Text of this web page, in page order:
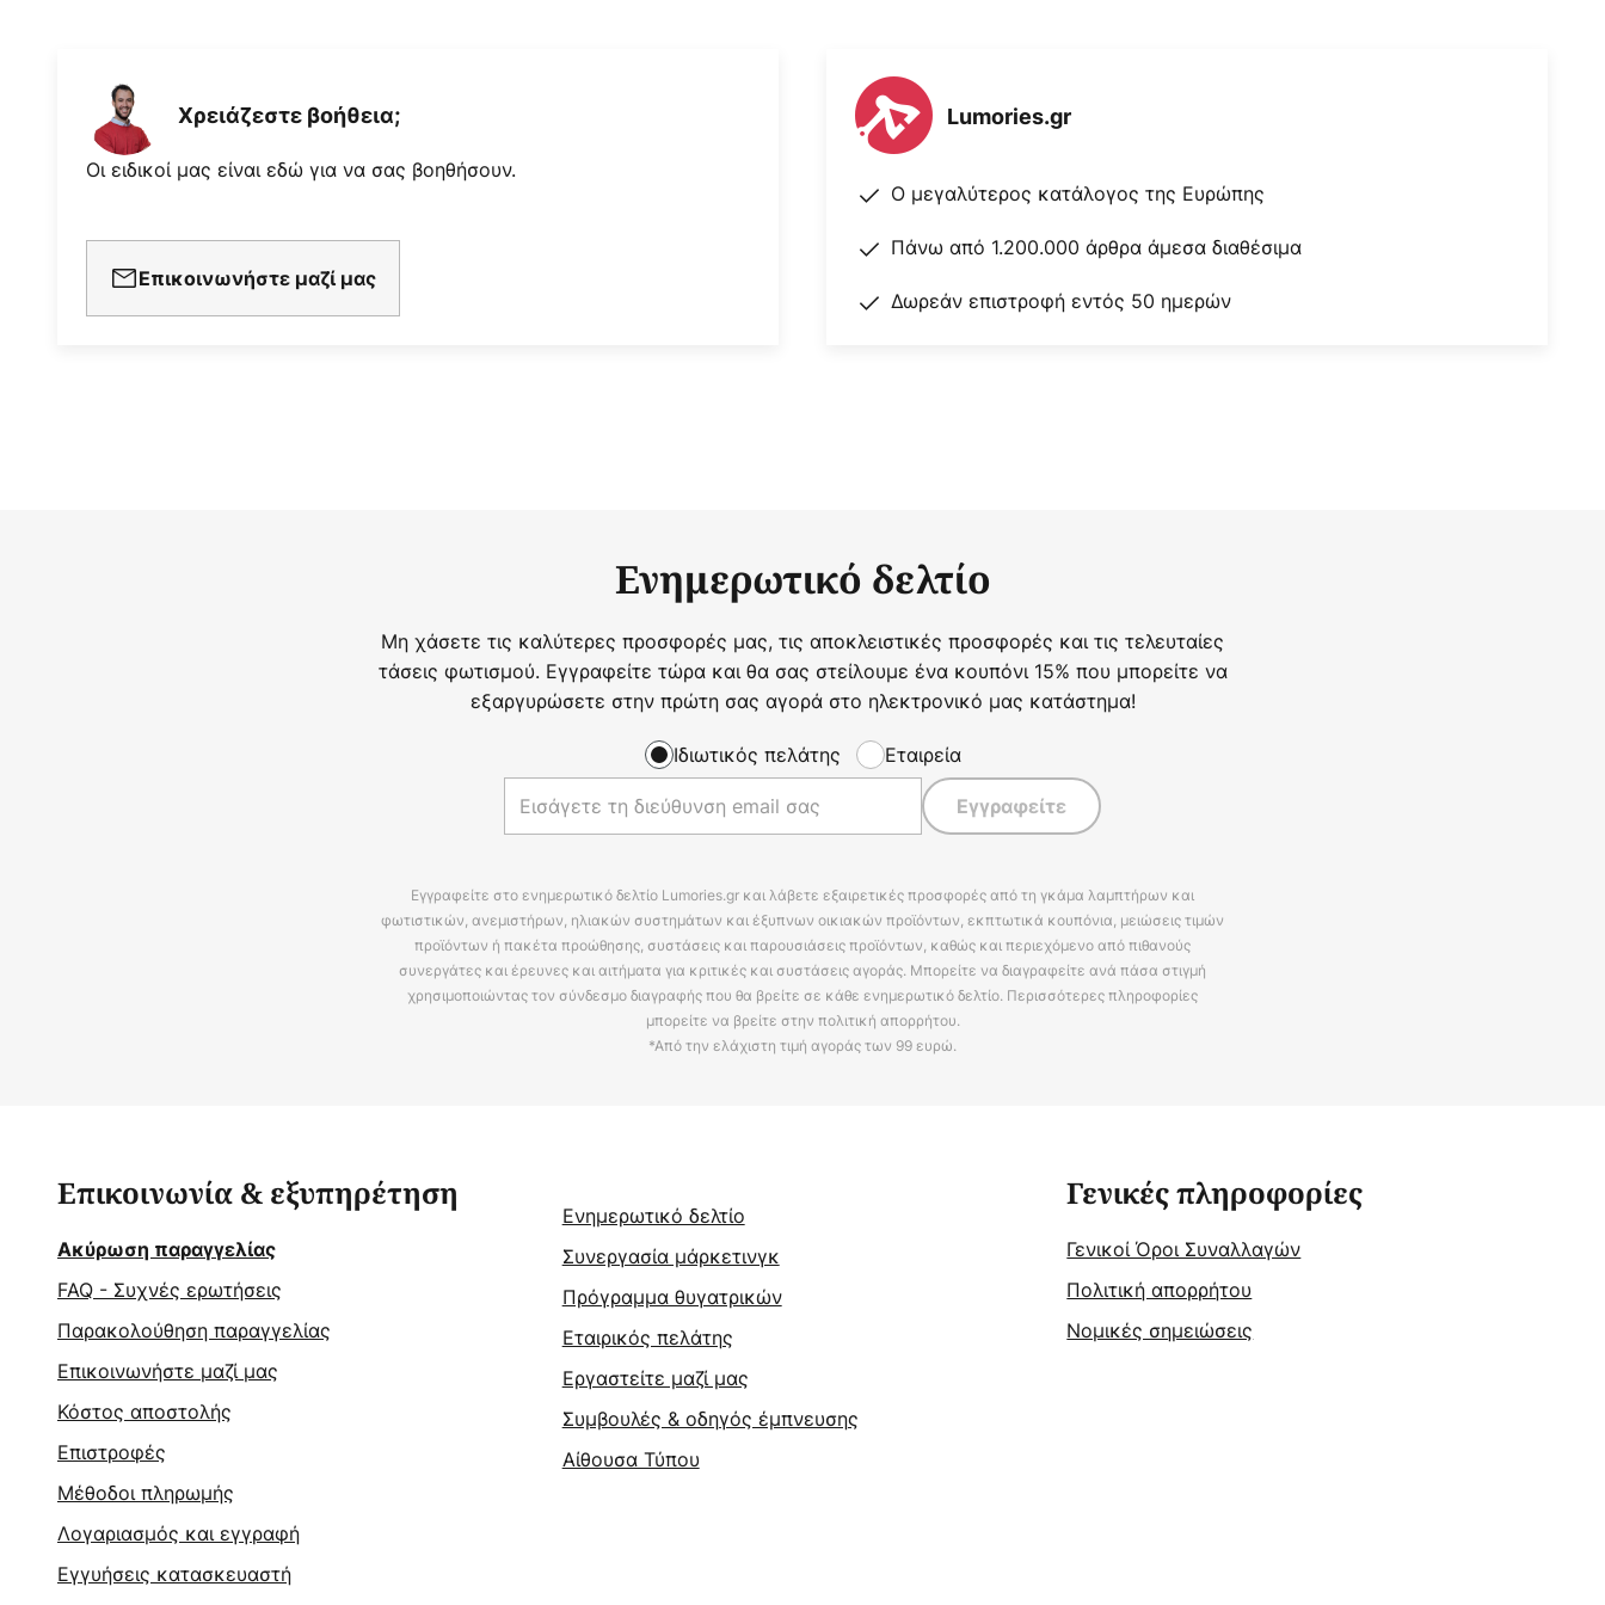
Χρειάζεστε βοήθεια;
Οι ειδικοί μας είναι εδώ για να σας βοηθήσουν.
Επικοινωνήστε μαζί μας
Lumories.gr
Ο μεγαλύτερος κατάλογος της Ευρώπης
Πάνω από 1.200.000 άρθρα άμεσα διαθέσιμα
Δωρεάν επιστροφή εντός 50 ημερών
Ενημερωτικό δελτίο
Μη χάσετε τις καλύτερες προσφορές μας, τις αποκλειστικές προσφορές και τις τελευταίες
τάσεις φωτισμού. Εγγραφείτε τώρα και θα σας στείλουμε ένα κουπόνι 15% που μπορείτε να
εξαργυρώσετε στην πρώτη σας αγορά στο ηλεκτρονικό μας κατάστημα!
Ιδιωτικός πελάτης Εταιρεία
Εγγραφείτε
Εγγραφείτε στο ενημερωτικό δελτίο Lumories.gr και λάβετε εξαιρετικές προσφορές από τη γκάμα λαμπτήρων και
φωτιστικών, ανεμιστήρων, ηλιακών συστημάτων και έξυπνων οικιακών προϊόντων, εκπτωτικά κουπόνια, μειώσεις τιμών
προϊόντων ή πακέτα προώθησης, συστάσεις και παρουσιάσεις προϊόντων, καθώς και περιεχόμενο από πιθανούς
συνεργάτες και έρευνες και αιτήματα για κριτικές και συστάσεις αγοράς. Μπορείτε να διαγραφείτε ανά πάσα στιγμή
χρησιμοποιώντας τον σύνδεσμο διαγραφής που θα βρείτε σε κάθε ενημερωτικό δελτίο. Περισσότερες πληροφορίες
μπορείτε να βρείτε στην πολιτική απορρήτου.
*Από την ελάχιστη τιμή αγοράς των 99 ευρώ.
Επικοινωνία & εξυπηρέτηση
Ακύρωση παραγγελίας
FAQ - Συχνές ερωτήσεις
Παρακολούθηση παραγγελίας
Επικοινωνήστε μαζί μας
Κόστος αποστολής
Επιστροφές
Μέθοδοι πληρωμής
Λογαριασμός και εγγραφή
Εγγυήσεις κατασκευαστή
Ενημερωτικό δελτίο
Συνεργασία μάρκετινγκ
Πρόγραμμα θυγατρικών
Εταιρικός πελάτης
Εργαστείτε μαζί μας
Συμβουλές & οδηγός έμπνευσης
Αίθουσα Τύπου
Γενικές πληροφορίες
Γενικοί Όροι Συναλλαγών
Πολιτική απορρήτου
Νομικές σημειώσεις